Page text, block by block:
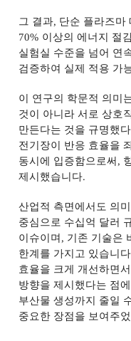
그 결과, 단순 플라즈마
70% 이상의 에너지 절
실험실 수준을 넘어 연
검증하여 실제 적용 가
이 연구의 학문적 의미
것이 아니라 서로 상호
만든다는 것을 규명했
전기장이 반응 효율을
동시에 입증함으로써 ,
제시했습니다.
산업적 측면에서도 의
중심으로 수십억 달러
이슈이며 , 기존 기술은
한계를 가지고 있습니다
효율을 크게 개선하면
방향을 제시했다는 점
부산물 생성까지 줄일
중요한 장점을 보여주